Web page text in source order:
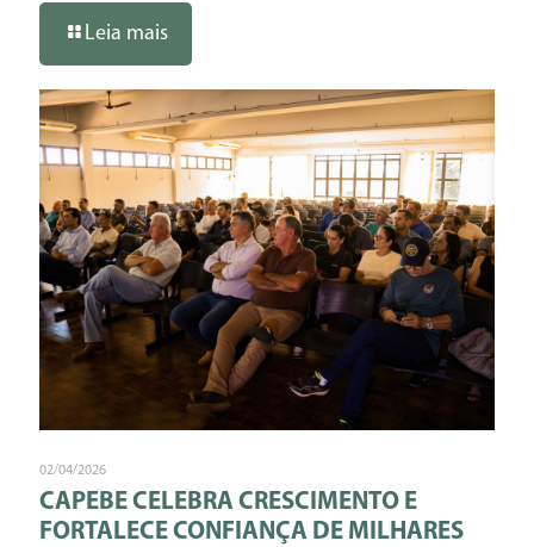
Leia mais
02/04/2026
CAPEBE CELEBRA CRESCIMENTO E
FORTALECE CONFIANÇA DE MILHARES